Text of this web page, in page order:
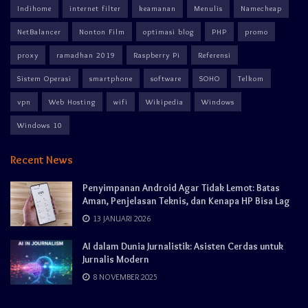
Indihome internet filter keamanan Menulis Namecheap
NetBalancer Nonton Film optimasi blog PHP promo
proxy ramadhan 2019 Raspberry Pi Referensi
Sistem Operasi smartphone software SOHO Telkom
vpn Web Hosting wifi Wikipedia Windows
Windows 10
Recent News
Penyimpanan Android Agar Tidak Lemot: Batas
Aman, Penjelasan Teknis, dan Kenapa HP Bisa Lag
13 JANUARI 2026
AI dalam Dunia Jurnalistik: Asisten Cerdas untuk
Jurnalis Modern
8 NOVEMBER 2025